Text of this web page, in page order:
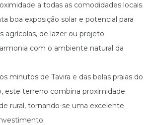
a todas as comodidades locais.
boa exposição solar e potencial para
agrícolas, de lazer ou projeto
com o ambiente natural da
minutos de Tavira e das belas praias do
este terreno combina proximidade
rural, tornando-se uma excelente